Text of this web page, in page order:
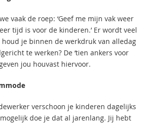
vaak de roep: ‘Geef me mijn vak weer
tijd is voor de kinderen.’ Er wordt veel
houd je binnen de werkdruk van alledag
te werken? De ‘tien ankers voor
jou houvast hiervoor.
verschoon je kinderen dagelijks
doe je dat al jarenlang. Jij hebt